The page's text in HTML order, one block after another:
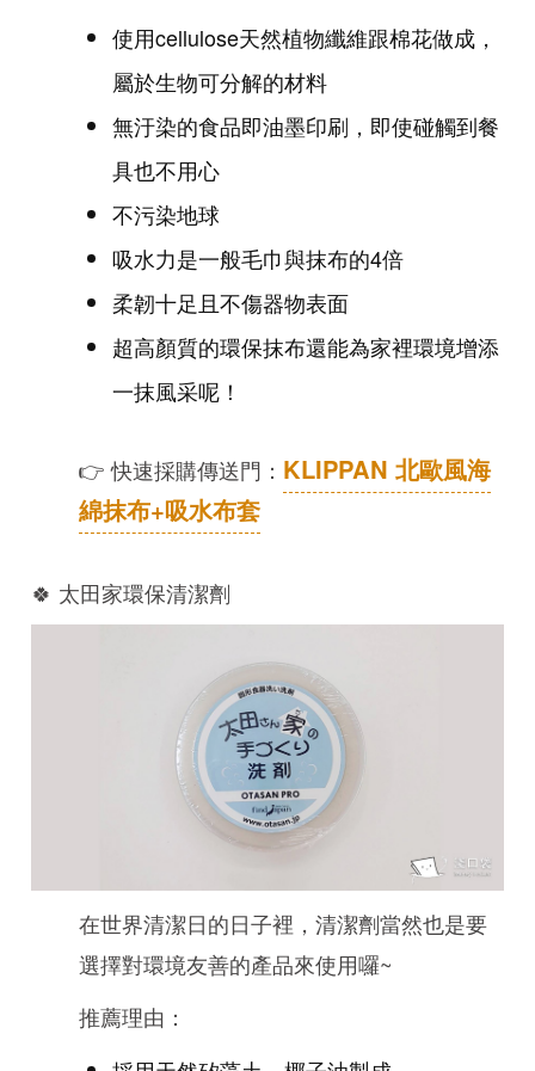
使用cellulose天然植物纖維跟棉花做成，
屬於生物可分解的材料
無汙染的食品即油墨印刷，即使碰觸到餐
具也不用心
不污染地球
吸水力是一般毛巾與抹布的4倍
柔韌十足且不傷器物表面
超高顏質的環保抹布還能為家裡環境增添
一抹風采呢！
👉 快速採購傳送門： KLIPPAN 北歐風海
綿抹布+吸水布套
🍀 太田家環保清潔劑
在世界清潔日的日子裡，清潔劑當然也是要
選擇對環境友善的產品來使用囉~
推薦理由：